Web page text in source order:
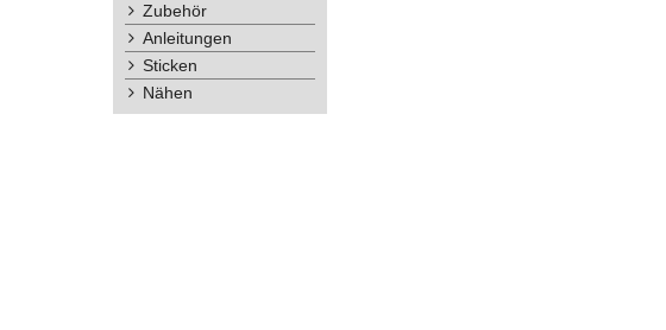
Zubehör
Anleitungen
Sticken
Nähen